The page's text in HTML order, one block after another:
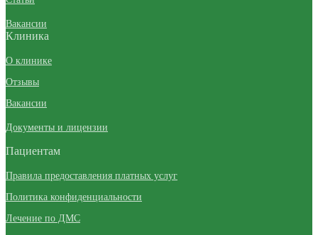
Вакансии
Клиника
О клинике
Отзывы
Вакансии
Документы и лицензии
Пациентам
Правила предоставления платных услуг
Политика конфиденциальности
Лечение по ДМС